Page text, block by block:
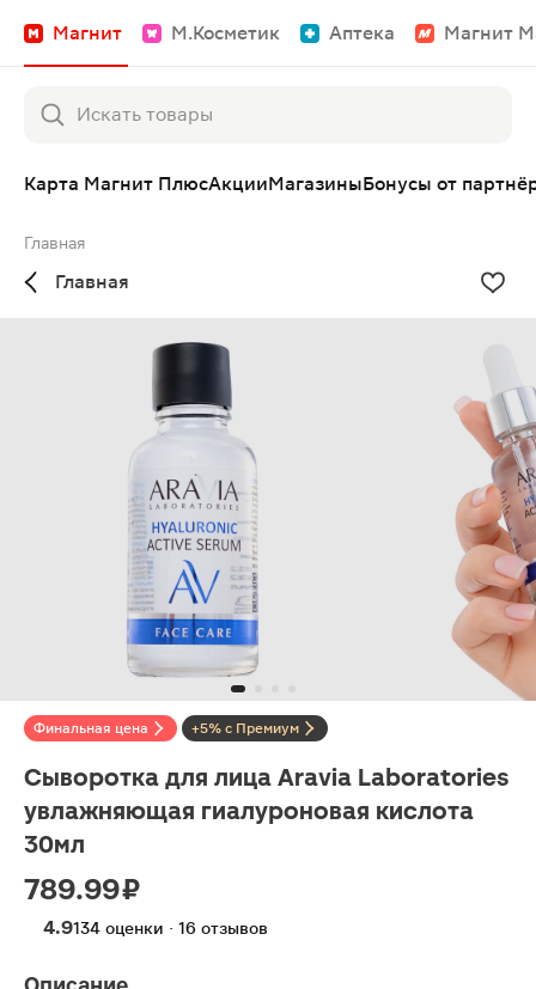
Магнит М.Косметик Аптека Магнит
Карта Магнит ПлюсАкцииМагазиныБонусы от
Главная
Главная
Финальная цена +5% с Премиум
Сыворотка для лица Aravia Laboratories
увлажняющая гиалуроновая кислота
30мл
789.99 ₽
4.9134 оценки · 16 отзывов